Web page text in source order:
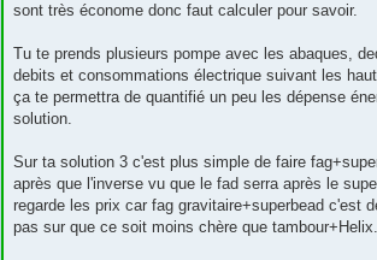
sont très économe donc faut calculer pour savoir.
Tu te prends plusieurs pompe avec les abaques,
debits et consommations électrique suivant les
ça te permettra de quantifié un peu les dépense
solution.
Sur ta solution 3 c'est plus simple de faire
après que l'inverse vu que le fad serra après le
regarde les prix car fag gravitaire+superbead c'est
pas sur que ce soit moins chère que tambour+Helix.